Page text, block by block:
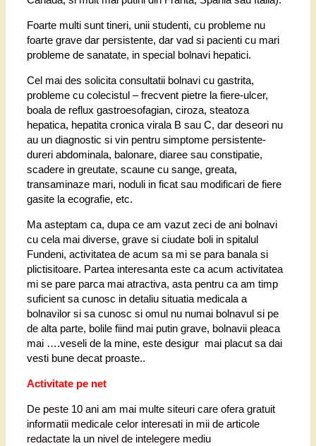
Foarte multi sunt tineri, unii studenti, cu probleme nu
foarte grave dar persistente, dar vad si pacienti cu mari
probleme de sanatate, in special bolnavi hepatici.
Cel mai des solicita consultatii bolnavi cu gastrita,
probleme cu colecistul – frecvent pietre la fiere-ulcer,
boala de reflux gastroesofagian, ciroza, steatoza
hepatica, hepatita cronica virala B sau C, dar deseori nu
au un diagnostic si vin pentru simptome persistente-
dureri abdominala, balonare, diaree sau constipatie,
scadere in greutate, scaune cu sange, greata,
transaminaze mari, noduli in ficat sau modificari de fiere
gasite la ecografie, etc.
Ma asteptam ca, dupa ce am vazut zeci de ani bolnavi
cu cela mai diverse, grave si ciudate boli in spitalul
Fundeni, activitatea de acum sa mi se para banala si
plictisitoare. Partea interesanta este ca acum activitatea
mi se pare parca mai atractiva, asta pentru ca am timp
suficient sa cunosc in detaliu situatia medicala a
bolnavilor si sa cunosc si omul nu numai bolnavul si pe
de alta parte, bolile fiind mai putin grave, bolnavii pleaca
mai ….veseli de la mine, este desigur mai placut sa dai
vesti bune decat proaste..
Activitate pe net
De peste 10 ani am mai multe siteuri care ofera gratuit
informatii medicale celor interesati in mii de articole
redactate la un nivel de intelegere mediu